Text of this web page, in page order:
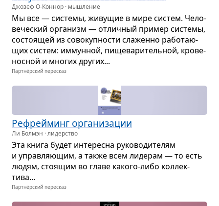
Джозеф О-Коннор · мышление
Мы все — системы, живу­щие в мире систем. Чело­
ве­че­ский орга­низм — отлич­ный при­мер системы,
состо­я­щей из сово­куп­но­сти сла­женно рабо­та­ю­
щих систем: иммун­ной, пище­ва­ри­тель­ной, кро­ве­
нос­ной и мно­гих дру­гих...
Партнёрский пересказ
Рефрей­минг орга­ни­за­ции
Ли Болмэн · лидерство
Эта книга будет инте­ресна руко­во­ди­те­лям
и управ­ля­ю­щим, а также всем лиде­рам — то есть
людям, сто­я­щим во главе какого-либо кол­лек­
тива...
Партнёрский пересказ